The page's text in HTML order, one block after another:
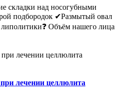
складки над носогубными
подбородок ✔Размытый овал
Объём нашего лица
лечении целлюлита